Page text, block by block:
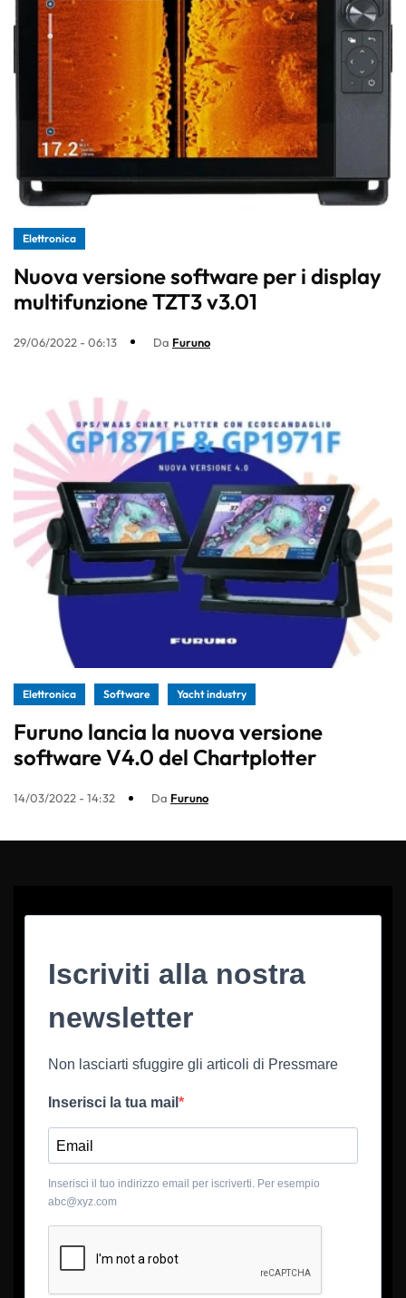
Elettronica
Nuova versione software per i display
multifunzione TZT3 v3.01
29/06/2022 - 06:13 Da Furuno
Elettronica Software Yacht industry
Furuno lancia la nuova versione
software V4.0 del Chartplotter
14/03/2022 - 14:32 Da Furuno
Iscriviti alla nostra
newsletter
Non lasciarti sfuggire gli articoli di Pressmare
Inserisci la tua mail
Inserisci il tuo indirizzo email per iscriverti. Per esempio
abc@xyz.com